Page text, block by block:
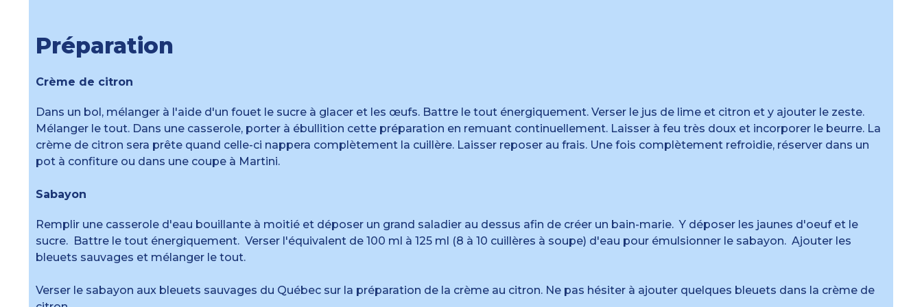
Préparation
Crème de citron
Dans un bol, mélanger à l'aide d'un fouet le sucre à glacer et les œufs. Battre le tout énergiquement. Verser le jus de lime et citron et y ajouter le zeste.
Mélanger le tout. Dans une casserole, porter à ébullition cette préparation en remuant continuellement. Laisser à feu très doux et incorporer le beurre. La
crème de citron sera prête quand celle-ci nappera complètement la cuillère. Laisser reposer au frais. Une fois complètement refroidie, réserver dans un
pot à confiture ou dans une coupe à Martini.
Sabayon
Remplir une casserole d'eau bouillante à moitié et déposer un grand saladier au dessus afin de créer un bain-marie. Y déposer les jaunes d'oeuf et le
sucre. Battre le tout énergiquement. Verser l'équivalent de 100 ml à 125 ml (8 à 10 cuillères à soupe) d'eau pour émulsionner le sabayon. Ajouter les
bleuets sauvages et mélanger le tout.
Verser le sabayon aux bleuets sauvages du Québec sur la préparation de la crème au citron. Ne pas hésiter à ajouter quelques bleuets dans la crème de